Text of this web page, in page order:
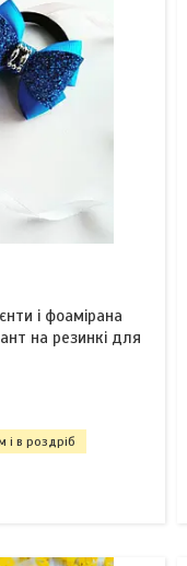
і фоамірана
на резинкі для
і в роздріб